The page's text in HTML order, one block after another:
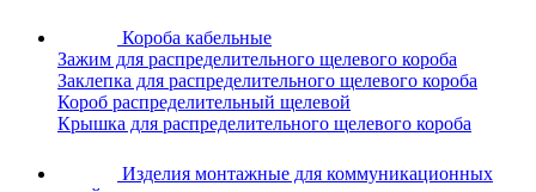
Короба кабельные
Зажим для распределительного щелевого короба
Заклепка для распределительного щелевого короба
Короб распределительный щелевой
Крышка для распределительного щелевого короба
Изделия монтажные для коммуникационных